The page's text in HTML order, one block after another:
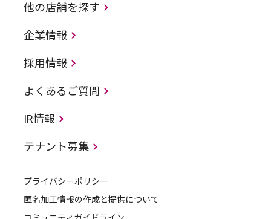
他の店舗を探す
企業情報
採用情報
よくあるご質問
IR情報
テナント募集
プライバシーポリシー
匿名加工情報の作成と提供について